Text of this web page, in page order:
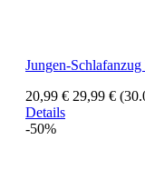
Jungen-
20,99 € 29,99 €
Details
-50%